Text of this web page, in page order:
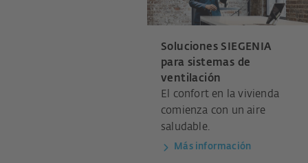
Soluciones SIEGENIA
para sistemas de
ventilación
El confort en la vivienda
comienza con un aire
saludable.
Más información